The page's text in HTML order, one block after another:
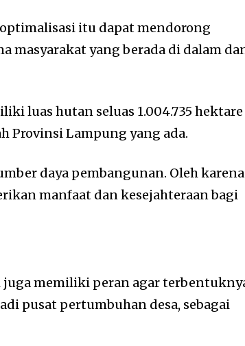
itu dapat mendorong
masyarakat yang berada di dalam
luas hutan seluas 1.004.735 hektare
Provinsi Lampung yang ada.
daya pembangunan. Oleh karena
manfaat dan kesejahteraan bagi
memiliki peran agar
pusat pertumbuhan desa, sebagai